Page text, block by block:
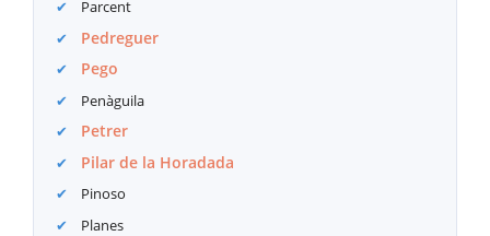
Parcent
Pedreguer
Pego
Penàguila
Petrer
Pilar de la Horadada
Pinoso
Planes